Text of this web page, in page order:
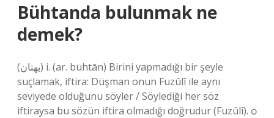
Bühtanda bulunmak ne
demek?
(ﺑﻬﺘﺎﻥ) i. (ar. buhtān) Birini yapmadığı bir şeyle
suçlamak, iftira: Düşman onun Fuzûlî ile aynı
seviyede olduğunu söyler / Söylediği her söz
iftiraysa bu sözün iftira olmadığı doğrudur (Fuzûlî). ѻ